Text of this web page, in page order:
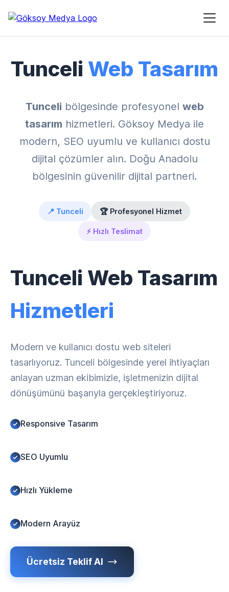
Tunceli Web Tasarım
Tunceli bölgesinde profesyonel web
tasarım hizmetleri. Göksoy Medya ile
modern, SEO uyumlu ve kullanıcı dostu
dijital çözümler alın. Doğu Anadolu
bölgesinin güvenilir dijital partneri.
📍 Tunceli 🏆 Profesyonel Hizmet
⚡ Hızlı Teslimat
Tunceli Web Tasarım
Hizmetleri
Modern ve kullanıcı dostu web siteleri
tasarlıyoruz. Tunceli bölgesinde yerel ihtiyaçları
anlayan uzman ekibimizle, işletmenizin dijital
dönüşümünü başarıyla gerçekleştiriyoruz.
Responsive Tasarım
SEO Uyumlu
Hızlı Yükleme
Modern Arayüz
Ücretsiz Teklif Al